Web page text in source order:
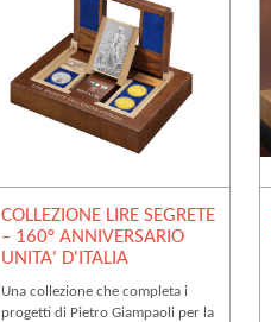
COLLEZIONE LIRE SEGRETE
– 160° ANNIVERSARIO
UNITA' D'ITALIA
Una collezione che completa i
progetti di Pietro Giampaoli per la